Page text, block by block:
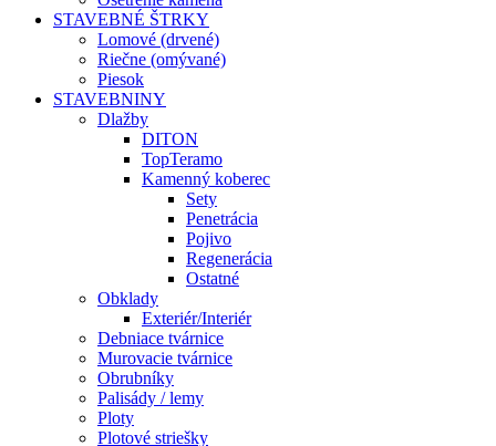
STAVEBNÉ ŠTRKY
Lomové (drvené)
Riečne (omývané)
Piesok
STAVEBNINY
Dlažby
DITON
TopTeramo
Kamenný koberec
Sety
Penetrácia
Pojivo
Regenerácia
Ostatné
Obklady
Exteriér/Interiér
Debniace tvárnice
Murovacie tvárnice
Obrubníky
Palisády / lemy
Ploty
Plotové striešky